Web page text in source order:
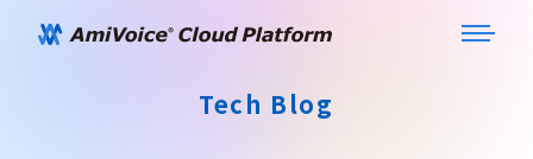
Tech Blog